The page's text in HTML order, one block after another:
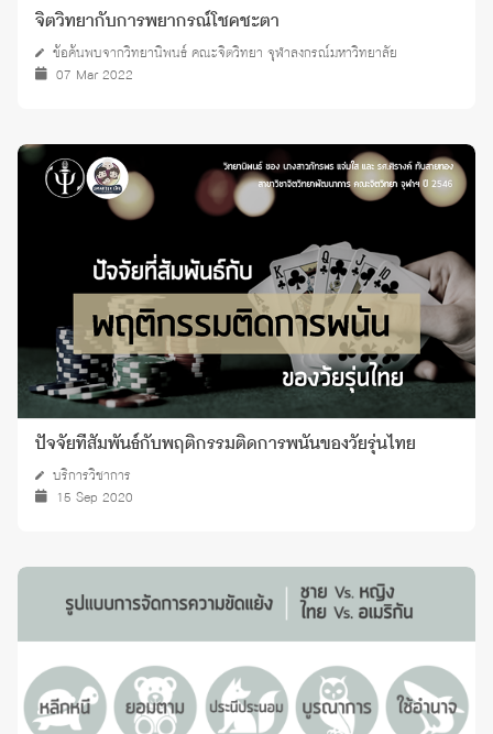
จิตวิทยากับการพยากรณ์โชคชะตา
ข้อค้นพบจากวิทยานิพนธ์ คณะจิตวิทยา จุฬาลงกรณ์มหาวิทยาลัย
07 Mar 2022
ปัจจัยที่สัมพันธ์กับพฤติกรรมติดการพนันของวัยรุ่นไทย
บริการวิชาการ
15 Sep 2020